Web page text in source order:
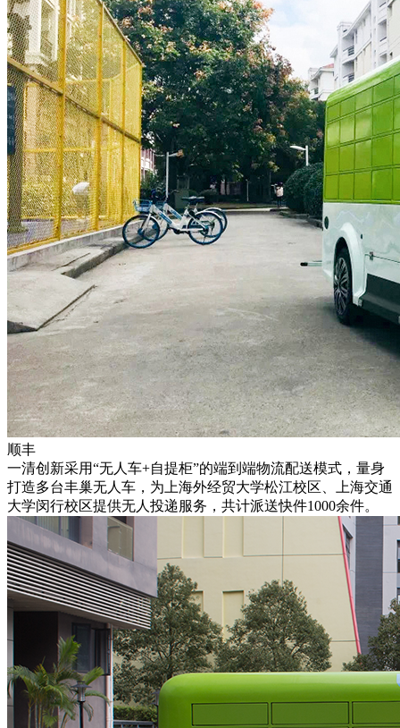
顺丰
一清创新采用“无人车+自提柜”的端到端物流配送模式，量身
打造多台丰巢无人车，为上海外经贸大学松江校区、上海交通
大学闵行校区提供无人投递服务，共计派送快件1000余件。